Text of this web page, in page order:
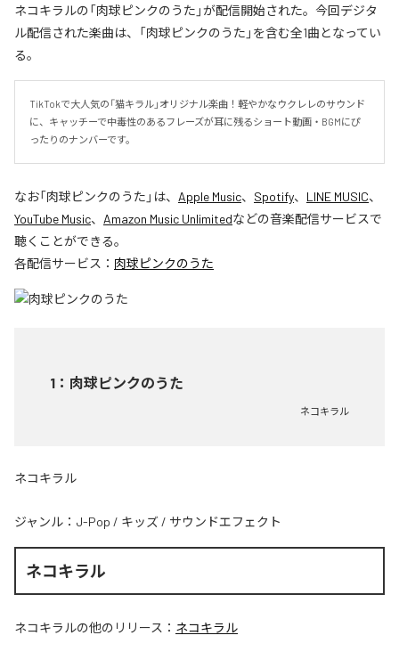
ネコキラルの「肉球ピンクのうた」が配信開始された。今回デジタ
ル配信された楽曲は、「肉球ピンクのうた」を含む全1曲となってい
る。
TikTokで大人気の「猫キラル」オリジナル楽曲！軽やかなウクレレのサウンド
に、キャッチーで中毒性のあるフレーズが耳に残るショート動画・BGMにぴ
ったりのナンバーです。
なお「肉球ピンクのうた 」は、 Apple Music、 Spotify、 LINE MUSIC、
YouTube Music、 Amazon Music Unlimitedなどの音楽配信サービスで
聴くことができる。
各配信サービス： 肉球ピンクのうた
1 ： 肉球ピンクのうた
ネコキラル
ネコキラル
ジャンル： J-Pop / キッズ / サウンドエフェクト
ネコキラル
ネコキラルの他のリリース： ネコキラル